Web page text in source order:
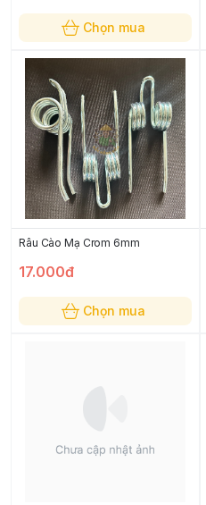
Chọn mua
Râu Cào Mạ Crom 6mm
17.000đ
Chọn mua